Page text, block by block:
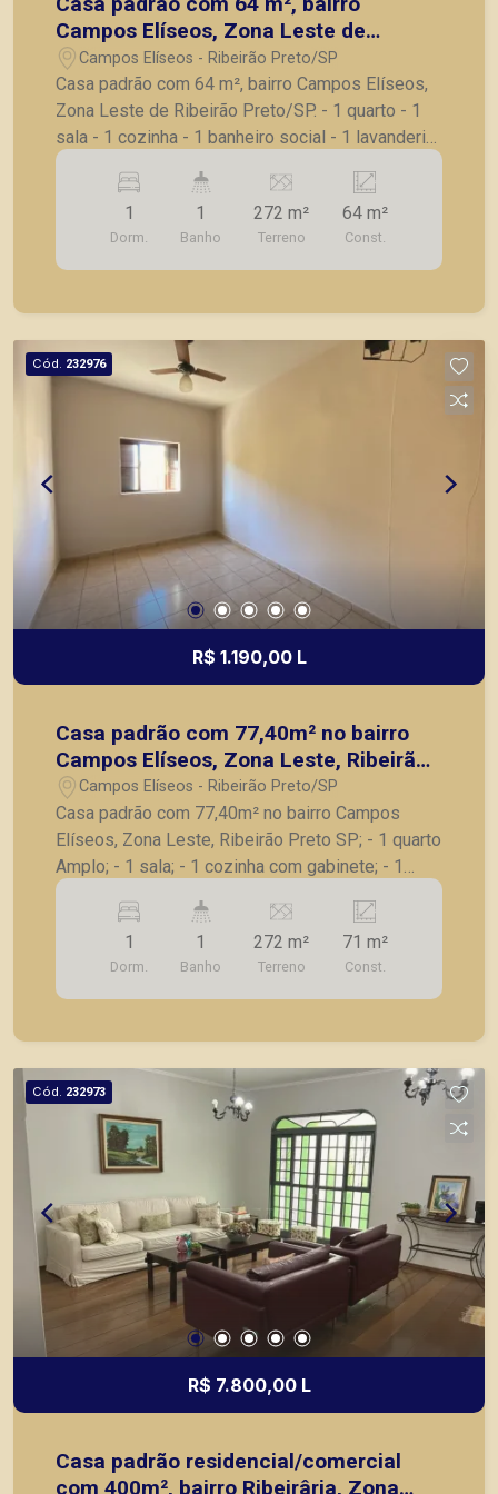
Campos Elíseos, Zona Leste de
Ribeirão Preto/SP.
Campos Elíseos - Ribeirão Preto/SP
Casa padrão com 64 m², bairro Campos Elíseos,
Zona Leste de Ribeirão Preto/SP. - 1 quarto - 1
sala - 1 cozinha - 1 banheiro social - 1 lavanderia
- 1 quintal - 2 vagas de garagem para motos -
Casa dentro de um Condomínio de poucas casas;
A Piramid tem como objetivo atender seus
clientes com agilidade e segurança, em locação,
vendas de imóveis prontos, usados ou mesmo
1
Dorm.
1
Banho
272 m²
Terreno
64 m²
Const.
Cód. 232976
R$ 1.190,00 L
Casa padrão com 77,40m² no bairro
Campos Elíseos, Zona Leste, Ribeirão
Preto SP;
Campos Elíseos - Ribeirão Preto/SP
Casa padrão com 77,40m² no bairro Campos
Elíseos, Zona Leste, Ribeirão Preto SP; - 1 quarto
Amplo; - 1 sala; - 1 cozinha com gabinete; - 1
banheiro social; - 1 lavanderia grande; - 1
Corredor Lateral; - 2 vagas de garagem Para
moto; - Casa em um pequeno condomínio com
entrada e saída de veículos conjunto; A Piramid
tem como objetivo atender seus clientes com
principais lançamentos da cidade de Ribeirão
Preto.
1
Dorm.
1
Banho
272 m²
Terreno
71 m²
Const.
Cód. 232973
R$ 7.800,00 L
Casa padrão residencial/comercial
com 400m², bairro Ribeirâria, Zona